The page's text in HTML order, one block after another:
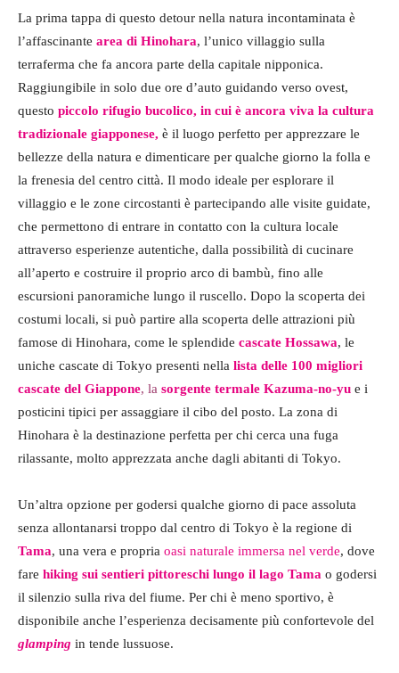
La prima tappa di questo detour nella natura incontaminata è
l’affascinante area di Hinohara, l’unico villaggio sulla
terraferma che fa ancora parte della capitale nipponica.
Raggiungibile in solo due ore d’auto guidando verso ovest,
questo piccolo rifugio bucolico, in cui è ancora viva la cultura
tradizionale giapponese, è il luogo perfetto per apprezzare le
bellezze della natura e dimenticare per qualche giorno la folla e
la frenesia del centro città. Il modo ideale per esplorare il
villaggio e le zone circostanti è partecipando alle visite guidate,
che permettono di entrare in contatto con la cultura locale
attraverso esperienze autentiche, dalla possibilità di cucinare
all’aperto e costruire il proprio arco di bambù, fino alle
escursioni panoramiche lungo il ruscello. Dopo la scoperta dei
costumi locali, si può partire alla scoperta delle attrazioni più
famose di Hinohara, come le splendide cascate Hossawa, le
uniche cascate di Tokyo presenti nella lista delle 100 migliori
cascate del Giappone, la sorgente termale Kazuma-no-yu e i
posticini tipici per assaggiare il cibo del posto. La zona di
Hinohara è la destinazione perfetta per chi cerca una fuga
rilassante, molto apprezzata anche dagli abitanti di Tokyo.
Un’altra opzione per godersi qualche giorno di pace assoluta
senza allontanarsi troppo dal centro di Tokyo è la regione di
Tama, una vera e propria oasi naturale immersa nel verde, dove
fare hiking sui sentieri pittoreschi lungo il lago Tama o godersi
il silenzio sulla riva del fiume. Per chi è meno sportivo, è
disponibile anche l’esperienza decisamente più confortevole del
glamping in tende lussuose.